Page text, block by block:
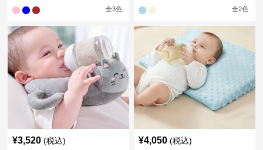
全3色 全2色
¥3,520 (税込) ¥4,050 (税込)